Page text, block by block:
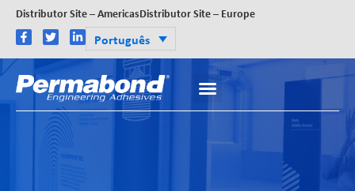
Distributor Site – AmericasDistributor Site – Europe
Português